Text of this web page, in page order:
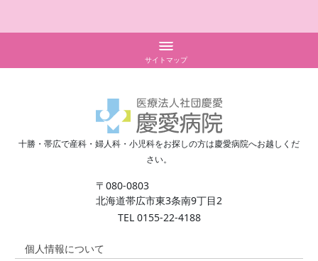
サイトマップ
婦人科
産後ケア
おっぱい・育児相談
産後２週間健診（ベビマ
マ）
十勝・帯広で産科・婦人科・小児科をお探しの方は慶愛病院へお越しくだ
さい。
〒080-0803
北海道帯広市東3条南9丁目2
TEL 0155-22-4188
個人情報について